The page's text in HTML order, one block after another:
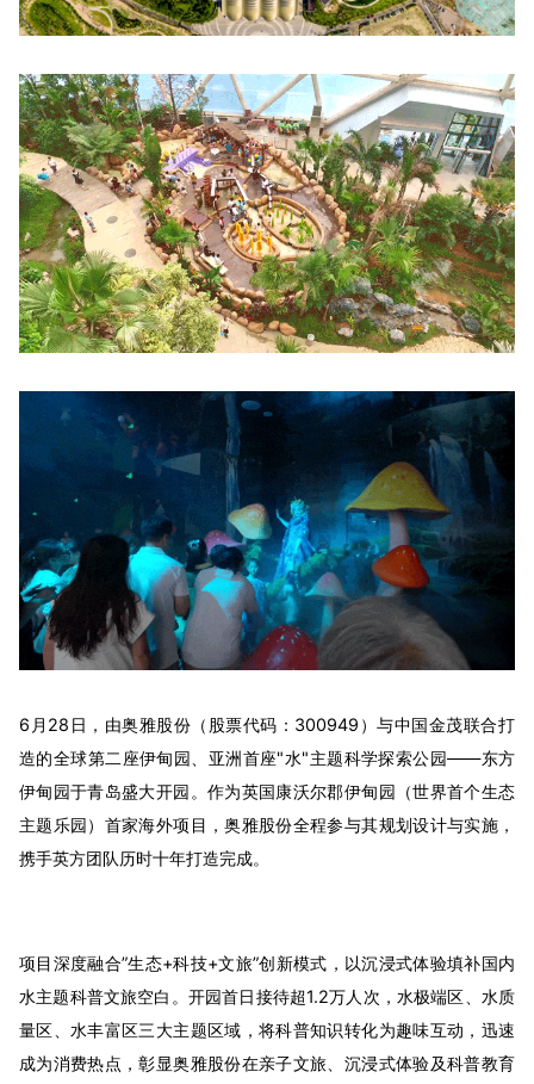
6月28日，由奥雅股份（股票代码：300949）与中国金茂联合打
造的全球第二座伊甸园、亚洲首座"水"主题科学探索公园——东方
伊甸园于青岛盛大开园。作为英国康沃尔郡伊甸园（世界首个生态
主题乐园）首家海外项目，奥雅股份全程参与其规划设计与实施，
携手英方团队历时十年打造完成。
项目深度融合”生态+科技+文旅”创新模式，以沉浸式体验填补国内
水主题科普文旅空白。开园首日接待超1.2万人次，水极端区、水质
量区、水丰富区三大主题区域，将科普知识转化为趣味互动，迅速
成为消费热点，彰显奥雅股份在亲子文旅、沉浸式体验及科普教育